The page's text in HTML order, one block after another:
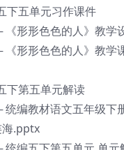
下五单元习作课件
《形形色色的人》教学
《形形色色的人》教学
下第五单元解读
统编教材语文五年级下
海.pptx